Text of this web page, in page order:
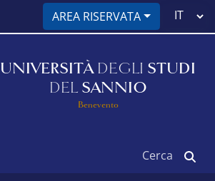
AREA RISERVATA
Select
UNIVERSITÀ DEGLI STUDI
DEL SANNIO
Benevento